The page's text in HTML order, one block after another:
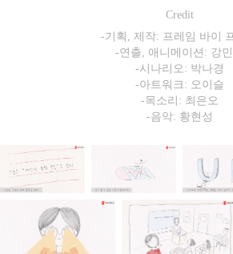
Credit
-기획, 제작: 프레임 바이
-연출, 애니메이션: 강민
-시나리오: 박나경
-아트워크: 오이슬
-목소리: 최은오
-음악: 황현성